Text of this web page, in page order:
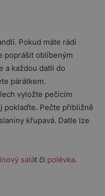
Pokud máte rádi
poprášit oblíbeným
a každou datli do
párátkem.
vyložte pečícím
poklaďte. Pečte přibližně
křupavá. Datle lze
salát či polévka.